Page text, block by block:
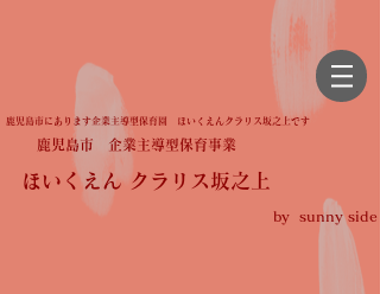
鹿児島市にあります企業主導型保育園 ほいくえんクラリス坂之上です
鹿児島市 企業主導型保育事業
ほいくえん クラリス坂之上
by sunny side